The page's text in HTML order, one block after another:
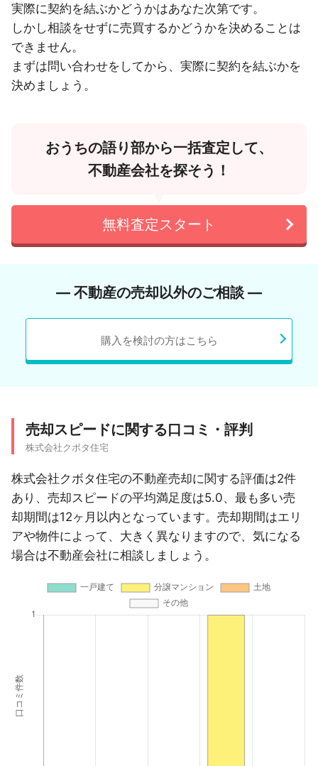
実際に契約を結ぶかどうかはあなた次第です。
しかし相談をせずに売買するかどうかを決めることは
できません。
まずは問い合わせをしてから、実際に契約を結ぶかを
決めましょう。
おうちの語り部から一括査定して、
不動産会社を探そう！
無料査定スタート
― 不動産の売却以外のご相談 ―
購入を検討の方はこちら
売却スピードに関する口コミ・評判
株式会社クボタ住宅
株式会社クボタ住宅の不動産売却に関する評価は2件
あり、売却スピードの平均満足度は5.0、最も多い売
却期間は12ヶ月以内となっています。売却期間はエリ
アや物件によって、大きく異なりますので、気になる
場合は不動産会社に相談しましょう。